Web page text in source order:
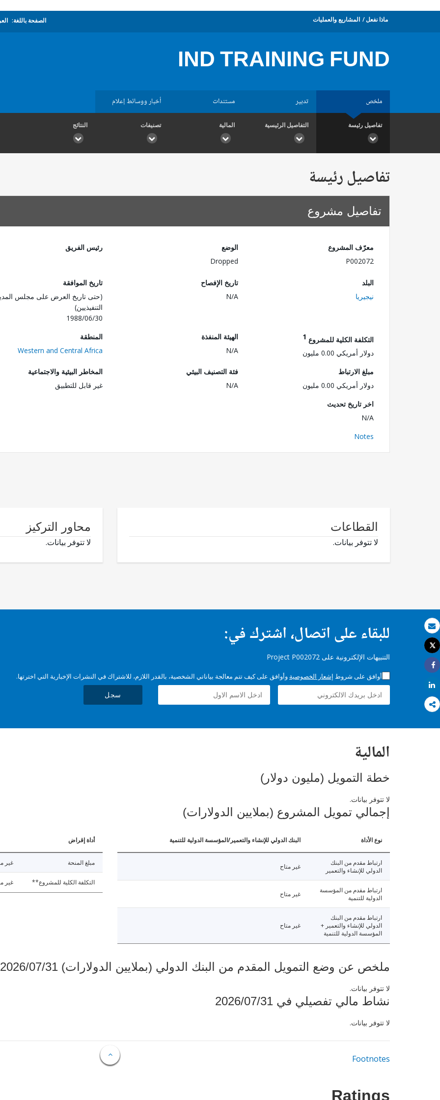
بريد الكتروني
طباعة
Tweet
Share
Share
ماذا نفعل المشاريع والعمليات الصفحة باللغة:
IND TRAINING FUND
ملخص تدبير مستندات أخبار ووسائط إعلام
تفاصيل رئيسة التفاصيل الرئيسية المالية تصنيفات النتائج
تفاصيل رئيسة
تفاصيل مشروع
معرّف المشروع
P002072
الوضع
Dropped
رئيس الفريق
البلد
نيجيريا
تاريخ الإفصاح
N/A
تاريخ الموافقة
(حتى تاريخ العرض على مجلس
التنفيذيين)
1988/06/30
التكلفة الكلية للمشروع 1
دولار أمريكي 0.00 مليون
الهيئة المنفذة
N/A
المنطقة
Western and Central Africa
مبلغ الارتباط
دولار أمريكي 0.00 مليون
فئة التصنيف البيئي
N/A
المخاطر البيئية والاجتماعية
غير قابل للتطبيق
اخر تاريخ تحديث
N/A
Notes
القطاعات
لا تتوفر بيانات.
محاور التركيز
لا تتوفر بيانات.
للبقاء على اتصال، اشترك في:
التنبيهات الإلكترونية على Project P002072
أوافق على شروط إشعار الخصوصية وأوافق على كيف تتم معالجة بياناتي الشخصية، بالقدر اللازم، للاشتراك في النشرات الإخبارية التي اخترتها.
سجل
المالية
خطة التمويل (مليون دولار)
لا تتوفر بيانات.
إجمالي تمويل المشروع (بملايين الدولارات)
نوع الأداة البنك الدولي للإنشاء والتعمير/المؤسسة الدولية للتنمية
ارتباط مقدم من البنك
الدولي للإنشاء والتعمير
غير متاح
ارتباط مقدم من المؤسسة
الدولية للتنمية
غير متاح
ارتباط مقدم من البنك
الدولي للإنشاء والتعمير +
المؤسسة الدولية للتنمية
غير متاح
أداة إقراض
مبلغ المنحة غير
التكلفة الكلية للمشروع** غير
ملخص عن وضع التمويل المقدم من البنك الدولي (بملايين الدولارات) 2026/07/31
لا تتوفر بيانات.
نشاط مالي تفصيلي في 2026/07/31
لا تتوفر بيانات.
Footnotes